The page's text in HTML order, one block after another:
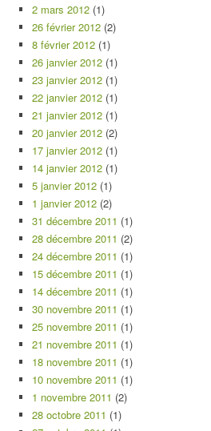
2 mars 2012 (1)
26 février 2012 (2)
8 février 2012 (1)
26 janvier 2012 (1)
23 janvier 2012 (1)
22 janvier 2012 (1)
21 janvier 2012 (1)
20 janvier 2012 (2)
17 janvier 2012 (1)
14 janvier 2012 (1)
5 janvier 2012 (1)
1 janvier 2012 (2)
31 décembre 2011 (1)
28 décembre 2011 (2)
24 décembre 2011 (1)
15 décembre 2011 (1)
14 décembre 2011 (1)
30 novembre 2011 (1)
25 novembre 2011 (1)
21 novembre 2011 (1)
18 novembre 2011 (1)
10 novembre 2011 (1)
1 novembre 2011 (2)
28 octobre 2011 (1)